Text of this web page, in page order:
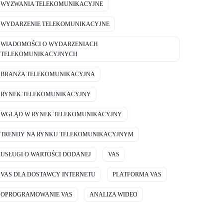
WYZWANIA TELEKOMUNIKACYJNE
WYDARZENIE TELEKOMUNIKACYJNE
WIADOMOŚCI O WYDARZENIACH
TELEKOMUNIKACYJNYCH
BRANŻA TELEKOMUNIKACYJNA
RYNEK TELEKOMUNIKACYJNY
WGLĄD W RYNEK TELEKOMUNIKACYJNY
TRENDY NA RYNKU TELEKOMUNIKACYJNYM
USŁUGI O WARTOŚCI DODANEJ VAS
VAS DLA DOSTAWCY INTERNETU PLATFORMA VAS
OPROGRAMOWANIE VAS ANALIZA WIDEO